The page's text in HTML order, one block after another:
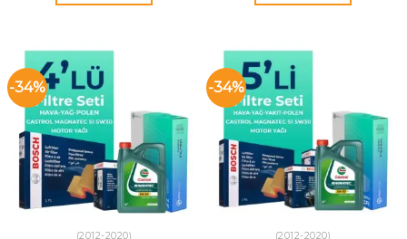
-34%
(2012-2020)
-34%
(2012-2020)